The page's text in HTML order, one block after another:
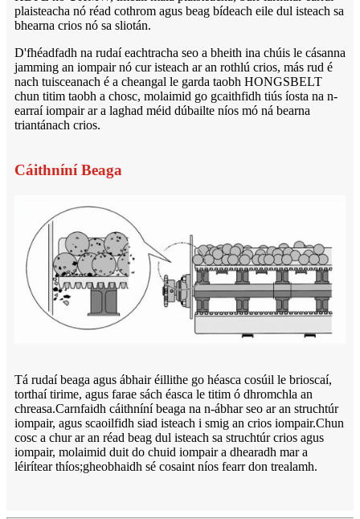
plaisteacha nó réad cothrom agus beag bídeach eile dul isteach sa
bhearna crios nó sa sliotán.
D'fhéadfadh na rudaí eachtracha seo a bheith ina chúis le cásanna
jamming an iompair nó cur isteach ar an rothlú crios, más rud é
nach tuisceanach é a cheangal le garda taobh HONGSBELT
chun titim taobh a chosc, molaimid go gcaithfidh tiús íosta na n-
earraí iompair ar a laghad méid dúbailte níos mó ná bearna
triantánach crios.
Cáithníní Beaga
Tá rudaí beaga agus ábhair éillithe go héasca cosúil le brioscaí,
torthaí tirime, agus farae sách éasca le titim ó dhromchla an
chreasa.Carnfaidh cáithníní beaga na n-ábhar seo ar an struchtúr
iompair, agus scaoilfidh siad isteach i smig an crios iompair.Chun
cosc ​​a chur ar an réad beag dul isteach sa struchtúr crios agus
iompair, molaimid duit do chuid iompair a dhearadh mar a
léirítear thíos;gheobhaidh sé cosaint níos fearr don trealamh.